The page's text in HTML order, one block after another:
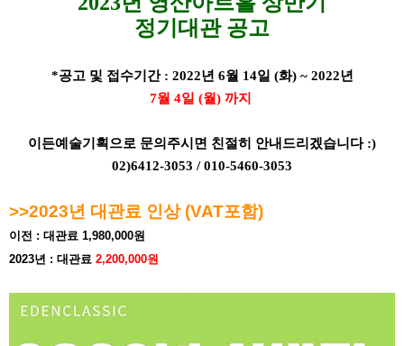
정기대관 공고
*공고 및 접수기간 : 2022년 6월 14일 (화) ~ 2022년
7월 4일 (월) 까지
이든예술기획으로 문의주시면 친절히 안내드리겠습니다 :)
02)6412-3053 / 010-5460-3053
>>2023년 대관료 인상 (VAT포함)
이전 : 대관료 1,980,000원
2023년 : 대관료 2,200,000원